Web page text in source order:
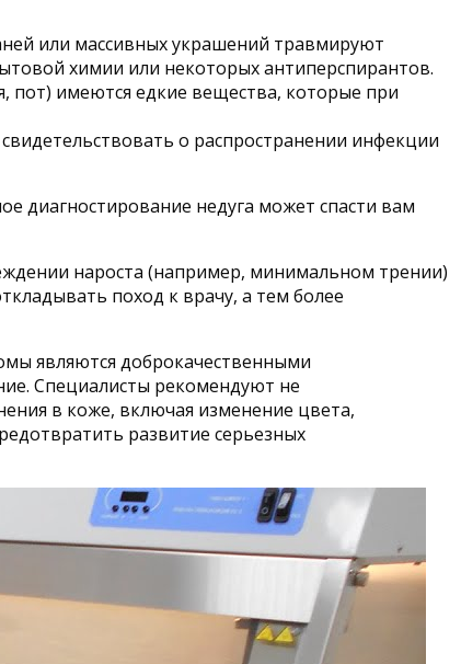
или массивных украшений травмируют
химии или некоторых антиперспирантов.
пот) имеются едкие вещества, которые при
о распространении инфекции
диагностирование недуга может спасти вам
нароста (например, минимальном трении)
поход к врачу, а тем более
являются доброкачественными
Специалисты рекомендуют не
в коже, включая изменение цвета,
развитие серьезных